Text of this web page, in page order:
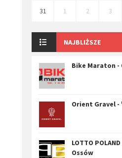
31 1 2 3
NAJBLIŻSZE
Bike Maraton -
Orient Gravel
LOTTO
Ossów